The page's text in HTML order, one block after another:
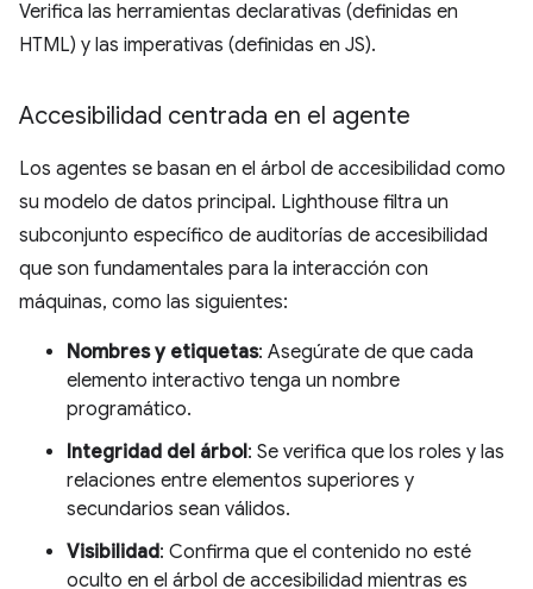
Verifica las herramientas declarativas (definidas en
HTML) y las imperativas (definidas en JS).
Accesibilidad centrada en el agente
Los agentes se basan en el árbol de accesibilidad como
su modelo de datos principal. Lighthouse filtra un
subconjunto específico de auditorías de accesibilidad
que son fundamentales para la interacción con
máquinas, como las siguientes:
Nombres y etiquetas: Asegúrate de que cada
elemento interactivo tenga un nombre
programático.
Integridad del árbol: Se verifica que los roles y las
relaciones entre elementos superiores y
secundarios sean válidos.
Visibilidad: Confirma que el contenido no esté
oculto en el árbol de accesibilidad mientras es